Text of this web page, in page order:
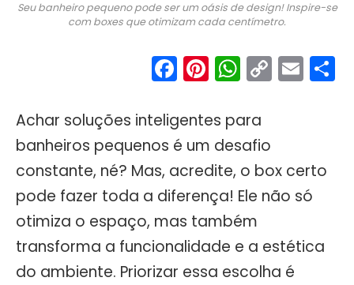
Seu banheiro pequeno pode ser um oásis de design! Inspire-se
com boxes que otimizam cada centímetro.
Facebook
Pinterest
Copy
Achar soluções inteligentes para
banheiros pequenos é um desafio
constante, né? Mas, acredite, o box certo
pode fazer toda a diferença! Ele não só
otimiza o espaço, mas também
transforma a funcionalidade e a estética
do ambiente. Priorizar essa escolha é